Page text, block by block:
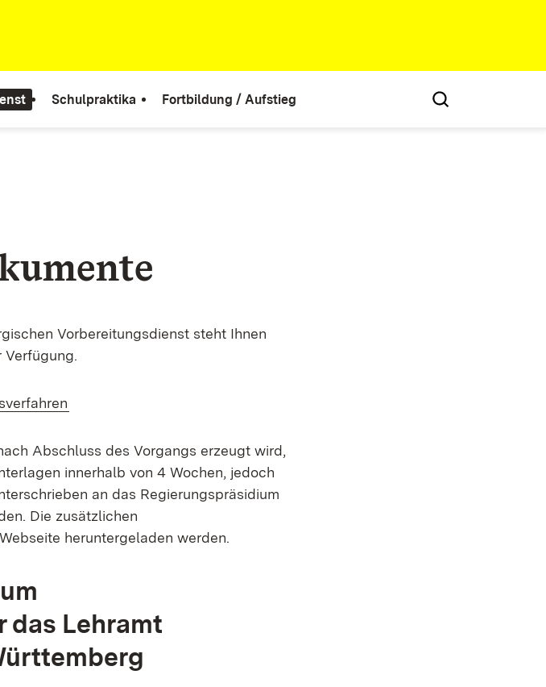
Schulpraktika Fortbildung / Aufstieg
Vorbereitungsdienst steht Ihnen
Verfügung.
Abschluss des Vorgangs erzeugt wird,
innerhalb von 4 Wochen, jedoch
an das Regierungspräsidium
Die zusätzlichen
heruntergeladen werden.
das Lehramt